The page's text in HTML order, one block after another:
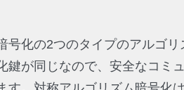
化の2つのタイプのアルゴリ
が同じなので、安全なコミ